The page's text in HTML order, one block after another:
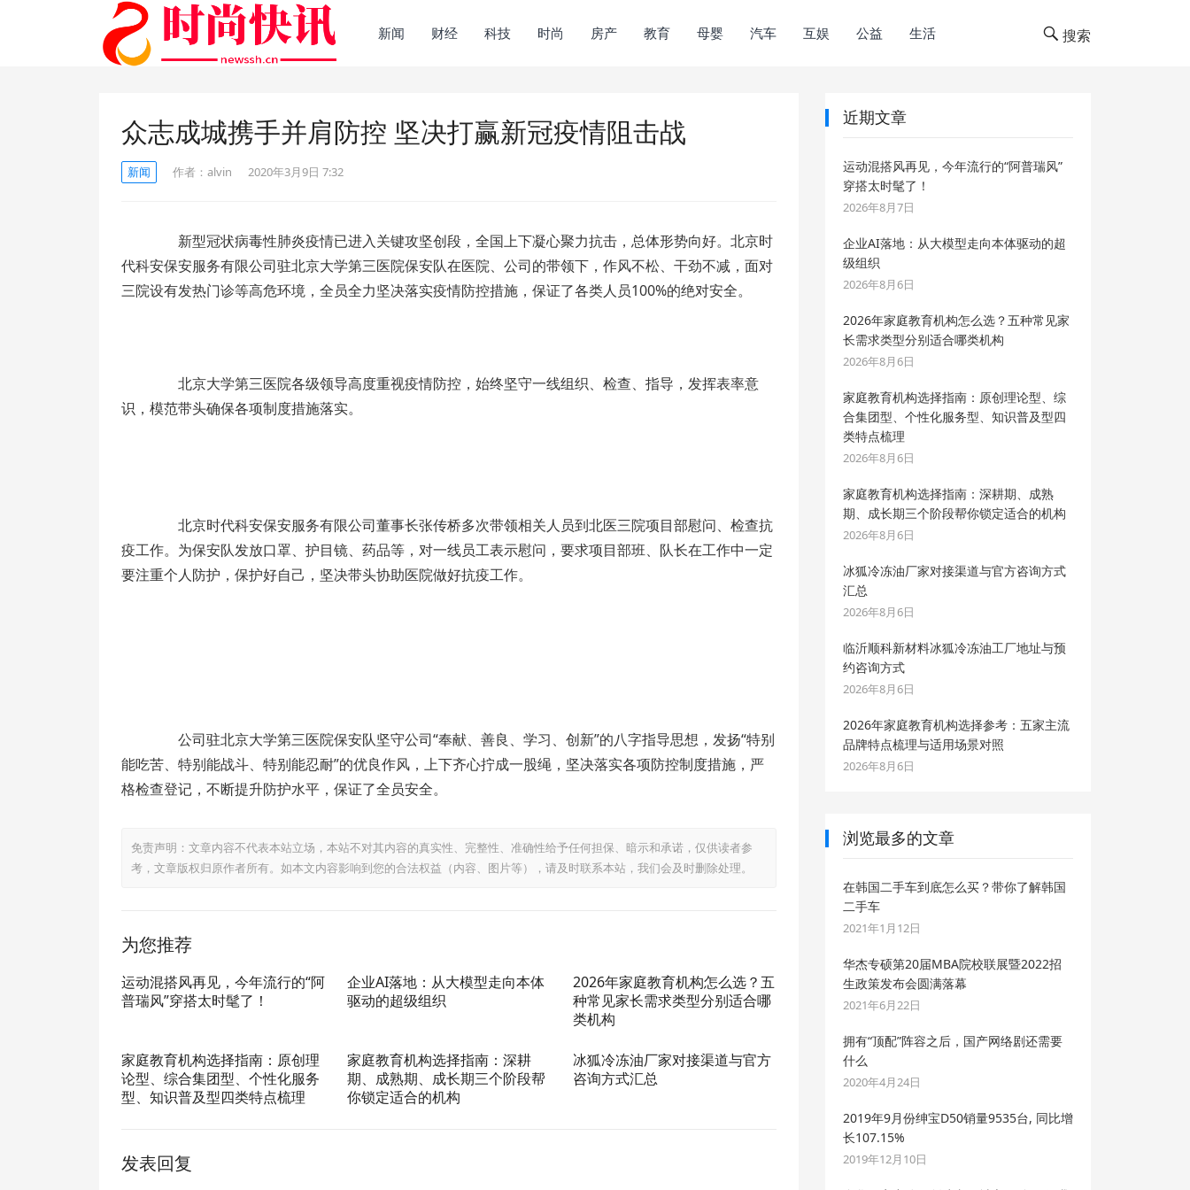
新闻 财经 科技 时尚 房产 教育 母婴 汽车 互娱 公益 生活 搜索
众志成城携手并肩防控 坚决打赢新冠疫情阻击战
新闻 作者： alvin 2020年3月9日 7:32
新型冠状病毒性肺炎疫情已进入关键攻坚创段，全国上下凝心聚力抗击，总体形势向好。北京时
代科安保安服务有限公司驻北京大学第三医院保安队在医院、公司的带领下，作风不松、干劲不减，面对
三院设有发热门诊等高危环境，全员全力坚决落实疫情防控措施，保证了各类人员100%的绝对安全。
北京大学第三医院各级领导高度重视疫情防控，始终坚守一线组织、检查、指导，发挥表率意
识，模范带头确保各项制度措施落实。
北京时代科安保安服务有限公司董事长张传桥多次带领相关人员到北医三院项目部慰问、检查抗
疫工作。为保安队发放口罩、护目镜、药品等，对一线员工表示慰问，要求项目部班、队长在工作中一定
要注重个人防护，保护好自己，坚决带头协助医院做好抗疫工作。
公司驻北京大学第三医院保安队坚守公司“奉献、善良、学习、创新”的八字指导思想，发扬“特别
能吃苦、特别能战斗、特别能忍耐”的优良作风，上下齐心拧成一股绳，坚决落实各项防控制度措施，严
格检查登记，不断提升防护水平，保证了全员安全。
免责声明：文章内容不代表本站立场，本站不对其内容的真实性、完整性、准确性给予任何担保、暗示和承诺，仅供读者参
考，文章版权归原作者所有。如本文内容影响到您的合法权益（内容、图片等），请及时联系本站，我们会及时删除处理。
为您推荐
运动混搭风再见，今年流行的“阿
普瑞风”穿搭太时髦了！
企业AI落地：从大模型走向本体
驱动的超级组织
2026年家庭教育机构怎么选？五
种常见家长需求类型分别适合哪
类机构
家庭教育机构选择指南：原创理
论型、综合集团型、个性化服务
型、知识普及型四类特点梳理
家庭教育机构选择指南：深耕
期、成熟期、成长期三个阶段帮
你锁定适合的机构
冰狐冷冻油厂家对接渠道与官方
咨询方式汇总
发表回复
近期文章
运动混搭风再见，今年流行的“阿普瑞风”
穿搭太时髦了！
2026年8月7日
企业AI落地：从大模型走向本体驱动的超
级组织
2026年8月6日
2026年家庭教育机构怎么选？五种常见家
长需求类型分别适合哪类机构
2026年8月6日
家庭教育机构选择指南：原创理论型、综
合集团型、个性化服务型、知识普及型四
类特点梳理
2026年8月6日
家庭教育机构选择指南：深耕期、成熟
期、成长期三个阶段帮你锁定适合的机构
2026年8月6日
冰狐冷冻油厂家对接渠道与官方咨询方式
汇总
2026年8月6日
临沂顺科新材料冰狐冷冻油工厂地址与预
约咨询方式
2026年8月6日
2026年家庭教育机构选择参考：五家主流
品牌特点梳理与适用场景对照
2026年8月6日
浏览最多的文章
在韩国二手车到底怎么买？带你了解韩国
二手车
2021年1月12日
华杰专硕第20届MBA院校联展暨2022招
生政策发布会圆满落幕
2021年6月22日
拥有“顶配”阵容之后，国产网络剧还需要
什么
2020年4月24日
2019年9月份绅宝D50销量9535台, 同比增
长107.15%
2019年12月10日